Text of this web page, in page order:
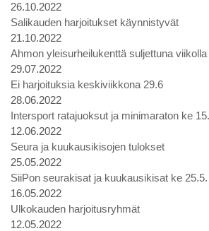
26.10.2022
Salikauden harjoitukset käynnistyvät
21.10.2022
Ahmon yleisurheilukenttä suljettuna viikolla
29.07.2022
Ei harjoituksia keskiviikkona 29.6
28.06.2022
Intersport ratajuoksut ja minimaraton ke
12.06.2022
Seura ja kuukausikisojen tulokset
25.05.2022
SiiPon seurakisat ja kuukausikisat ke
16.05.2022
Ulkokauden harjoitusryhmät
12.05.2022